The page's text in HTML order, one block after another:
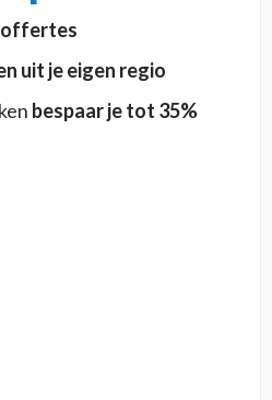
uit je eigen regio
bespaar je tot 35%